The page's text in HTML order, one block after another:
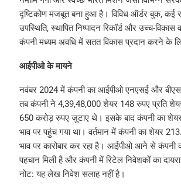
दृष्टिकोण मजबूत बना हुआ है। विविध ऑर्डर बुक, कई
उपस्थिति, स्थापित निष्पादन रिकॉर्ड और उच्च-
कंपनी मध्यम अवधि में सतत विकास प्रदान करने के
आईपीओ के मायने
नवंबर 2024 में कंपनी का आईपीओ एनएसई और
तब कंपनी ने 4,39,48,000 शेयर 148 रुपए प्रति
650 करोड़ रुपए जुटाए थे। इसके बाद कंपनी का
भाव पर पहुंच गया था। वर्तमान में कंपनी का शेयर
भाव पर कारोबार कर रहा है। आईपीओ आने से कंपनी
पहचान मिली है और कंपनी में रिटेल निवेशकों का दायरा
नोट: यह लेख निवेश सलाह नहीं है।